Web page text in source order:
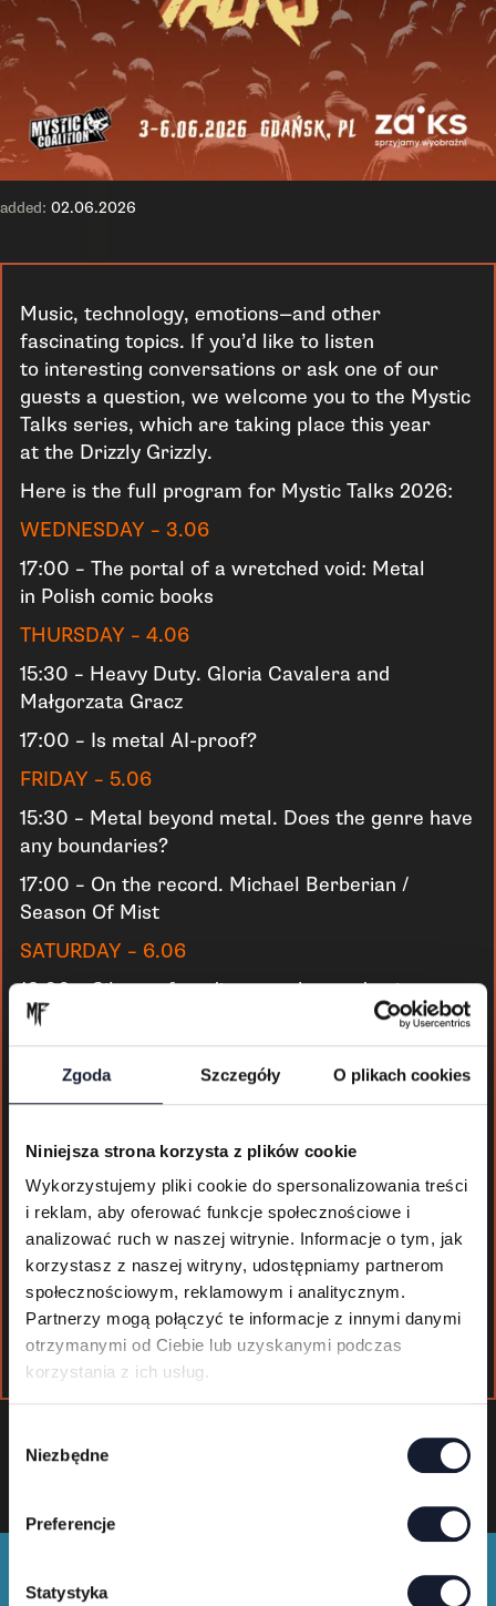
Zgoda Szczegóły O plikach cookies
Niniejsza strona korzysta z plików cookie
Wykorzystujemy pliki cookie do spersonalizowania treści
i reklam, aby oferować funkcje społecznościowe i
analizować ruch w naszej witrynie. Informacje o tym, jak
korzystasz z naszej witryny, udostępniamy partnerom
społecznościowym, reklamowym i analitycznym.
Partnerzy mogą połączyć te informacje z innymi danymi
otrzymanymi od Ciebie lub uzyskanymi podczas
korzystania z ich usług.
r
Niezbędne
Preferencje
Statystyka
added: 02.06.2026
Music, technology, emotions—and other
fascinating topics. If you’d like to listen
to interesting conversations or ask one of our
guests a question, we welcome you to the Mystic
Talks series, which are taking place this year
at the Drizzly Grizzly.
Here is the full program for Mystic Talks 2026:
WEDNESDAY – 3.06
17:00 – The portal of a wretched void: Metal
in Polish comic books
THURSDAY – 4.06
15:30 – Heavy Duty. Gloria Cavalera and
Małgorzata Gracz
17:00 – Is metal AI-proof?
FRIDAY – 5.06
15:30 – Metal beyond metal. Does the genre have
any boundaries?
17:00 – On the record. Michael Berberian /
Season Of Mist
SATURDAY – 6.06
16:00 – Silenoz, founding member and guitar
player of Dimmu Borgir in conversation with
Łukasz Dunaj (Noise Magazine)
17:30 – Anneke van Giersbergen – Career Talk
The Society of Authors ZAiKS is an official
partner of Mystic Talks.
Buy festival tickets